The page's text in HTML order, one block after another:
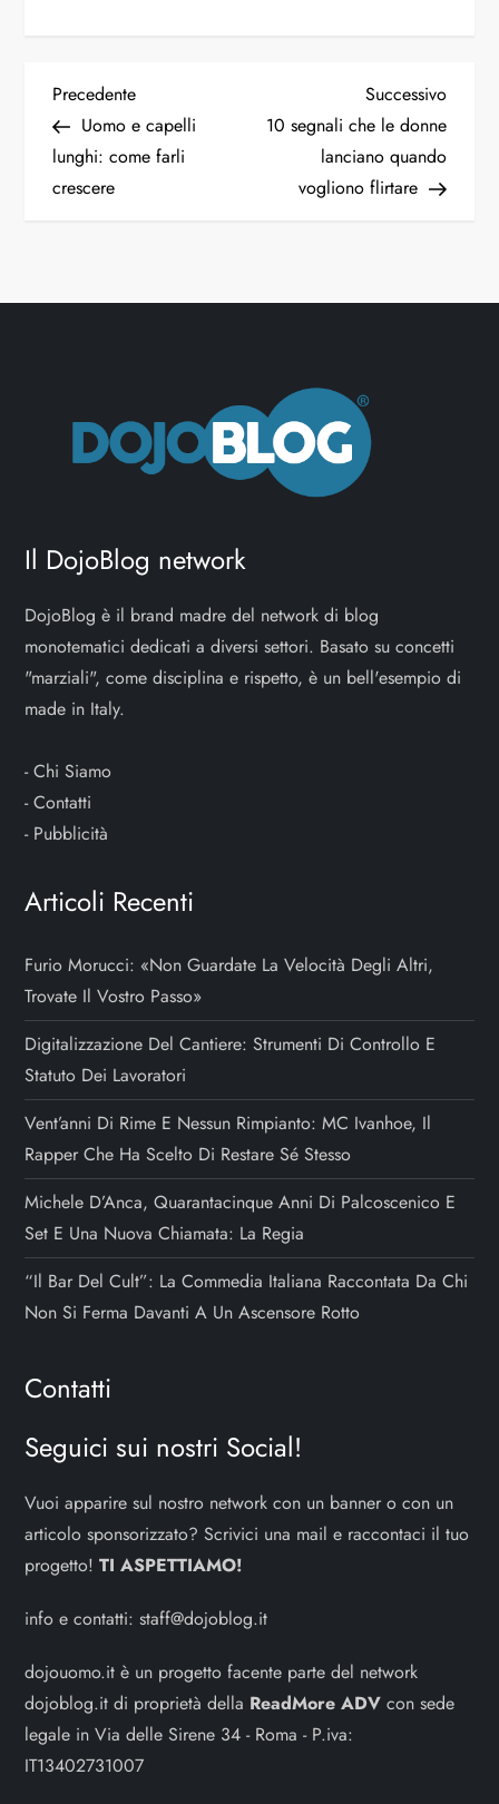
Precedente
Uomo e capelli
lunghi: come farli
crescere
Successivo
10 segnali che le donne
lanciano quando
vogliono flirtare
Il DojoBlog network
DojoBlog è il brand madre del network di blog
monotematici dedicati a diversi settori. Basato su concetti
"marziali", come disciplina e rispetto, è un bell'esempio di
made in Italy.
-Chi Siamo
-Contatti
- Pubblicità
Articoli Recenti
Furio Morucci: «Non Guardate La Velocità Degli Altri,
Trovate Il Vostro Passo»
Digitalizzazione Del Cantiere: Strumenti Di Controllo E
Statuto Dei Lavoratori
Vent’anni Di Rime E Nessun Rimpianto: MC Ivanhoe, Il
Rapper Che Ha Scelto Di Restare Sé Stesso
Michele D’Anca, Quarantacinque Anni Di Palcoscenico E
Set E Una Nuova Chiamata: La Regia
“Il Bar Del Cult”: La Commedia Italiana Raccontata Da Chi
Non Si Ferma Davanti A Un Ascensore Rotto
Contatti
Seguici sui nostri Social!
Vuoi apparire sul nostro network con un banner o con un
articolo sponsorizzato? Scrivici una mail e raccontaci il tuo
progetto!TI ASPETTIAMO!
info e contatti:staff@dojoblog.it
dojouomo.it è un progetto facente parte del network
dojoblog.it di proprietà della ReadMore ADV con sede
legale in Via delle Sirene 34 - Roma - P.iva:
IT13402731007